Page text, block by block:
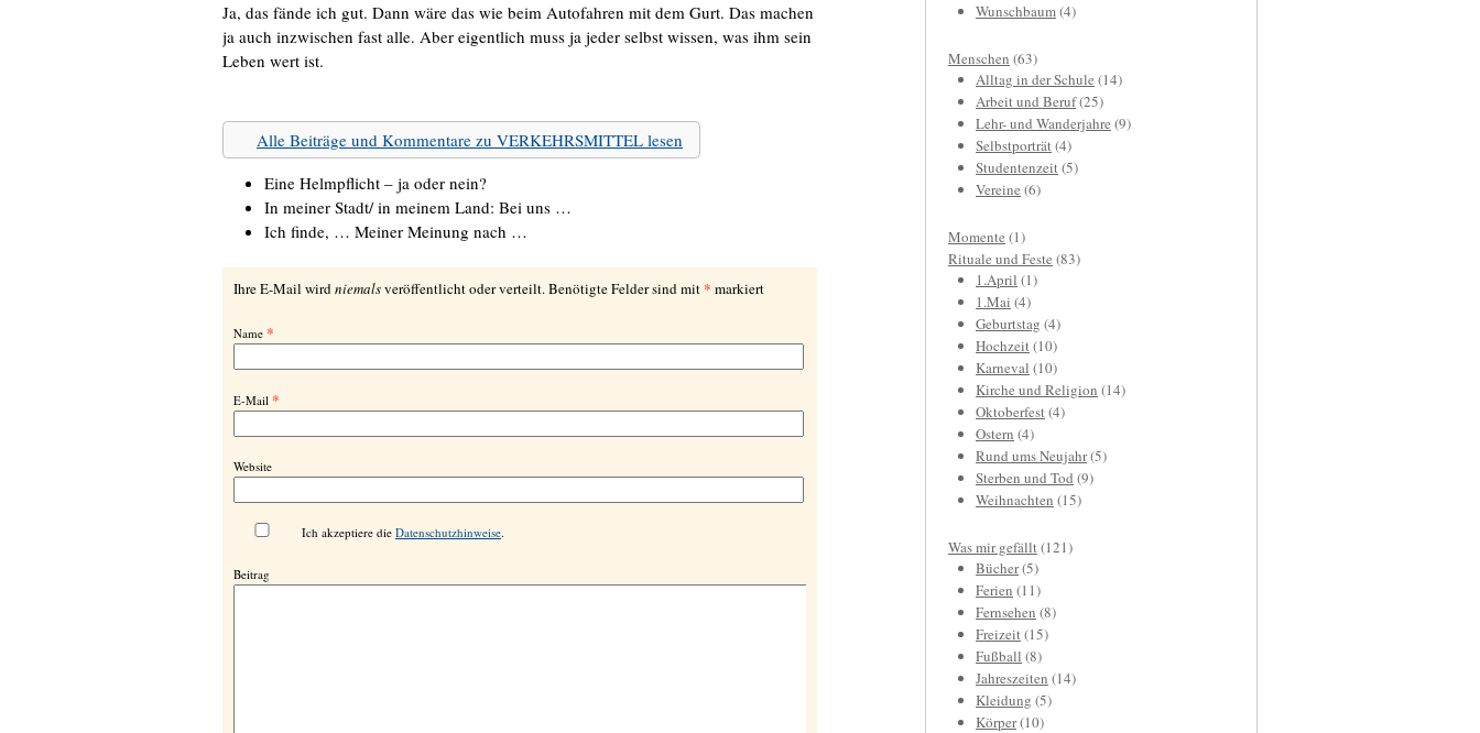
Ja, das fände ich gut. Dann wäre das wie beim Autofahren mit dem Gurt. Das machen
ja auch inzwischen fast alle. Aber eigentlich muss ja jeder selbst wissen, was ihm sein
Leben wert ist.
Alle Beiträge und Kommentare zu VERKEHRSMITTEL lesen
Eine Helmpflicht – ja oder nein?
In meiner Stadt/ in meinem Land: Bei uns …
Ich finde, … Meiner Meinung nach …
Ihre E-Mail wirdniemalsveröffentlicht oder verteilt. Benötigte Felder sind mit* markiert
Name *
E-Mail *
Website
Ich akzeptiere die Datenschutzhinweise.
Beitrag
Wunschbaum(4)
Menschen (63)
Alltag in der Schule (14)
Arbeit und Beruf(25)
Lehr- und Wanderjahre (9)
Selbstporträt(4)
Studentenzeit(5)
Vereine (6)
Momente (1)
Rituale und Feste (83)
1.April (1)
1.Mai (4)
Geburtstag (4)
Hochzeit(10)
Karneval (10)
Kirche und Religion (14)
Oktoberfest(4)
Ostern (4)
Rund ums Neujahr(5)
Sterben und Tod (9)
Weihnachten (15)
Was mir gefällt(121)
Bücher(5)
Ferien (11)
Fernsehen (8)
Freizeit(15)
Fußball (8)
Jahreszeiten (14)
Kleidung (5)
Körper(10)